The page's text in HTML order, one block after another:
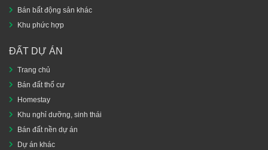
Bán bất động sản khác
Khu phức hợp
ĐẤT DỰ ÁN
Trang chủ
Bán đất thổ cư
Homestay
Khu nghỉ dưỡng, sinh thái
Bán đất nền dự án
Dự án khác